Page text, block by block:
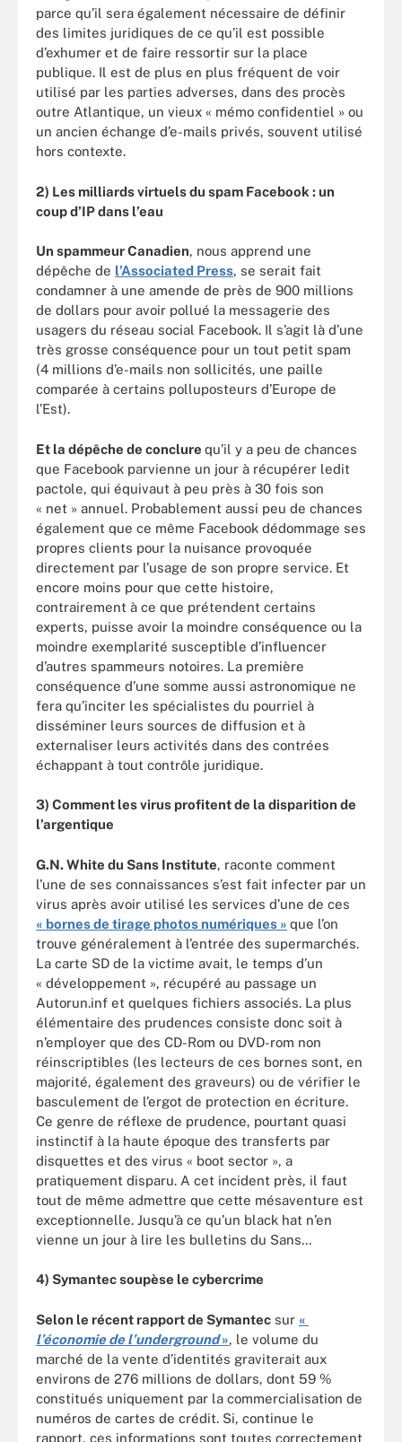
parce qu’il sera également nécessaire de définir
des limites juridiques de ce qu’il est possible
d’exhumer et de faire ressortir sur la place
publique. Il est de plus en plus fréquent de voir
utilisé par les parties adverses, dans des procès
outre Atlantique, un vieux « mémo confidentiel » ou
un ancien échange d’e-mails privés, souvent utilisé
hors contexte.
2) Les milliards virtuels du spam Facebook : un
coup d’IP dans l’eau
Un spammeur Canadien, nous apprend une
dépêche de l’Associated Press, se serait fait
condamner à une amende de près de 900 millions
de dollars pour avoir pollué la messagerie des
usagers du réseau social Facebook. Il s’agit là d’une
très grosse conséquence pour un tout petit spam
(4 millions d’e-mails non sollicités, une paille
comparée à certains polluposteurs d’Europe de
l’Est).
Et la dépêche de conclure qu’il y a peu de chances
que Facebook parvienne un jour à récupérer ledit
pactole, qui équivaut à peu près à 30 fois son
« net » annuel. Probablement aussi peu de chances
également que ce même Facebook dédommage ses
propres clients pour la nuisance provoquée
directement par l’usage de son propre service. Et
encore moins pour que cette histoire,
contrairement à ce que prétendent certains
experts, puisse avoir la moindre conséquence ou la
moindre exemplarité susceptible d’influencer
d’autres spammeurs notoires. La première
conséquence d’une somme aussi astronomique ne
fera qu’inciter les spécialistes du pourriel à
disséminer leurs sources de diffusion et à
externaliser leurs activités dans des contrées
échappant à tout contrôle juridique.
3) Comment les virus profitent de la disparition de
l’argentique
G.N. White du Sans Institute, raconte comment
l’une de ses connaissances s’est fait infecter par un
virus après avoir utilisé les services d’une de ces
« bornes de tirage photos numériques » que l’on
trouve généralement à l’entrée des supermarchés.
La carte SD de la victime avait, le temps d’un
« développement », récupéré au passage un
Autorun.inf et quelques fichiers associés. La plus
élémentaire des prudences consiste donc soit à
n’employer que des CD-Rom ou DVD-rom non
réinscriptibles (les lecteurs de ces bornes sont, en
majorité, également des graveurs) ou de vérifier le
basculement de l’ergot de protection en écriture.
Ce genre de réflexe de prudence, pourtant quasi
instinctif à la haute époque des transferts par
disquettes et des virus « boot sector », a
pratiquement disparu. A cet incident près, il faut
tout de même admettre que cette mésaventure est
exceptionnelle. Jusqu’à ce qu’un black hat n’en
vienne un jour à lire les bulletins du Sans…
4) Symantec soupèse le cybercrime
Selon le récent rapport de Symantec sur «
l’économie de l’underground», le volume du
marché de la vente d’identités graviterait aux
environs de 276 millions de dollars, dont 59 %
constitués uniquement par la commercialisation de
numéros de cartes de crédit. Si, continue le
rapport, ces informations sont toutes correctement